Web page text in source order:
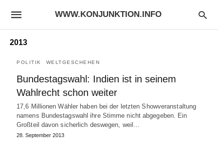
WWW.KONJUNKTION.INFO
2013
POLITIK WELTGESCHEHEN
Bundestagswahl: Indien ist in seinem
Wahlrecht schon weiter
17,6 Millionen Wähler haben bei der letzten Showveranstaltung
namens Bundestagswahl ihre Stimme nicht abgegeben. Ein
Großteil davon sicherlich deswegen, weil…
28. September 2013